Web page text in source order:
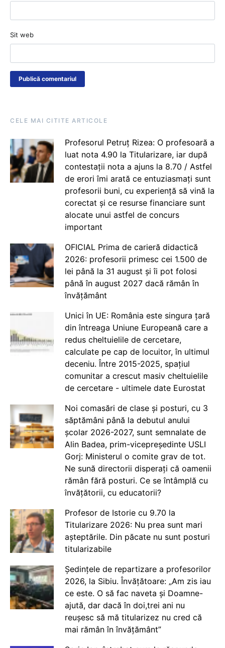
Sit web
CELE MAI CITITE ARTICOLE
Profesorul Petruț Rizea: O profesoară a
luat nota 4.90 la Titularizare, iar după
contestații nota a ajuns la 8.70 / Astfel
de erori îmi arată ce entuziasmați sunt
profesorii buni, cu experiență să vină la
corectat și ce resurse financiare sunt
alocate unui astfel de concurs
important
OFICIAL Prima de carieră didactică
2026: profesorii primesc cei 1.500 de
lei până la 31 august și îi pot folosi
până în august 2027 dacă rămân în
învățământ
Unici în UE: România este singura țară
din întreaga Uniune Europeană care a
redus cheltuielile de cercetare,
calculate pe cap de locuitor, în ultimul
deceniu. Între 2015-2025, spațiul
comunitar a crescut masiv cheltuielile
de cercetare - ultimele date Eurostat
Noi comasări de clase și posturi, cu 3
săptămâni până la debutul anului
școlar 2026-2027, sunt semnalate de
Alin Badea, prim-vicepreședinte USLI
Gorj: Ministerul o comite grav de tot.
Ne sună directorii disperați că oamenii
rămân fără posturi. Ce se întâmplă cu
învățătorii, cu educatorii?
Profesor de Istorie cu 9.70 la
Titularizare 2026: Nu prea sunt mari
așteptările. Din păcate nu sunt posturi
titularizabile
Ședințele de repartizare a profesorilor
2026, la Sibiu. Învățătoare: „Am zis iau
ce este. O să fac naveta și Doamne-
ajută, dar dacă în doi,trei ani nu
reușesc să mă titularizez nu cred că
mai rămân în învățământ”